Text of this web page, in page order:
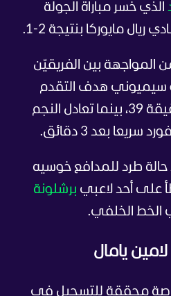
الذي خسر مباراة الجولة
مايوركا بنتيجة 2-1.
المواجهة بين الفريقيّن
سيميوني هدف التقدم
لأصحاب الأرض في الدقيقة 39، بينما تعادل النجم
بعد 3 دقائق.
طرد للمدافع خوسيه
على أحد لاعبي برشلونة
الخط الخلفي.
يامال
محققة للتسجيل في